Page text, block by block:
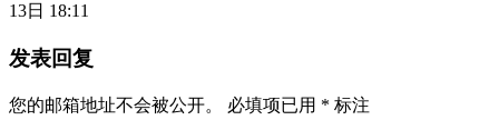
13日 18:11
发表回复
您的邮箱地址不会被公开。 必填项已用 * 标注